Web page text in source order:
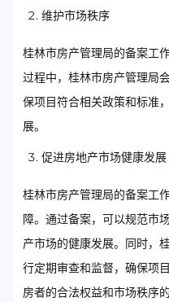
维护市场秩序
桂林市房产管理局的备案工
过程中，桂林市房产管理局
保项目符合相关政策和标准
展。
促进房地产市场健康发展
桂林市房产管理局的备案工
障。通过备案，可以规范市
产市场的健康发展。同时，
行定期审查和监督，确保项
房者的合法权益和市场秩序的